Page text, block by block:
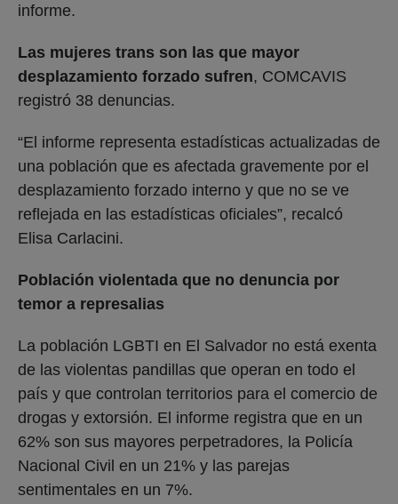
informe.
Las mujeres trans son las que mayor
desplazamiento forzado sufren, COMCAVIS
registró 38 denuncias.
“El informe representa estadísticas actualizadas de
una población que es afectada gravemente por el
desplazamiento forzado interno y que no se ve
reflejada en las estadísticas oficiales”, recalcó
Elisa Carlacini.
Población violentada que no denuncia por
temor a represalias
La población LGBTI en El Salvador no está exenta
de las violentas pandillas que operan en todo el
país y que controlan territorios para el comercio de
drogas y extorsión. El informe registra que en un
62% son sus mayores perpetradores, la Policía
Nacional Civil en un 21% y las parejas
sentimentales en un 7%.